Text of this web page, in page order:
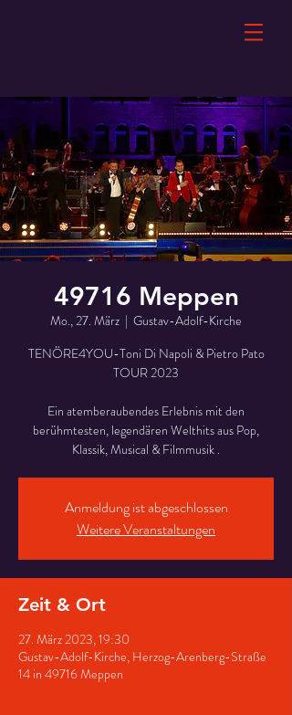
49716 Meppen
Mo., 27. März
  |
Gustav-Adolf-Kirche
TENÖRE4YOU-Toni Di Napoli & Pietro Pato
TOUR 2023
Ein atemberaubendes Erlebnis mit den
berühmtesten, legendären Welthits aus Pop,
Klassik, Musical & Filmmusik .
Anmeldung ist abgeschlossen
Weitere Veranstaltungen
Zeit & Ort
27. März 2023, 19:30
Gustav-Adolf-Kirche, Herzog-Arenberg-Straße
14 in 49716 Meppen